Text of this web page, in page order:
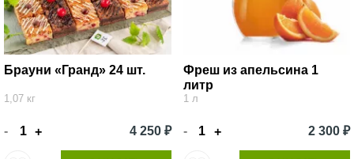
Брауни «Гранд» 24 шт.
1,07 кг
- + 4 250 ₽
Фреш из апельсина 1
литр
1 л
- + 2 300 ₽